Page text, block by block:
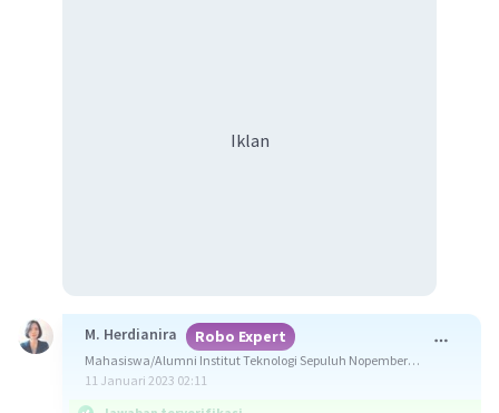
Iklan
M. Herdianira Robo Expert
Mahasiswa/Alumni Institut Teknologi Sepuluh Nopember
Surabaya
11 Januari 2023 02:11